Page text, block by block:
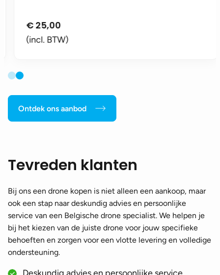
€25,00
(incl. BTW)
Ontdek ons aanbod
Tevreden klanten
Bij ons een drone kopen is niet alleen een aankoop, maar
ook een stap naar deskundig advies en persoonlijke
service van een Belgische drone specialist. We helpen je
bij het kiezen van de juiste drone voor jouw specifieke
behoeften en zorgen voor een vlotte levering en volledige
ondersteuning.